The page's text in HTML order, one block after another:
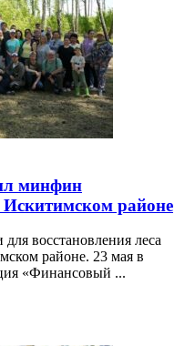
минфин
Искитимском районе
восстановления леса
районе. 23 мая в
«Финансовый ...